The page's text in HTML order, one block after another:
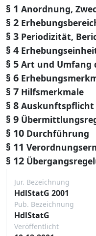
§ 1 Anordnung,
§ 2
§ 3 Periodizität,
§ 4
§ 5 Art und Umfang
§ 6
§ 7 Hilfsmerkmale
§ 8 Auskunftspflicht
§ 9
§ 10 Durchführung
§ 11
§ 12
Jur. Bezeichnung
HdlStatG 2001
Pub. Bezeichnung
HdlStatG
Veröffentlicht